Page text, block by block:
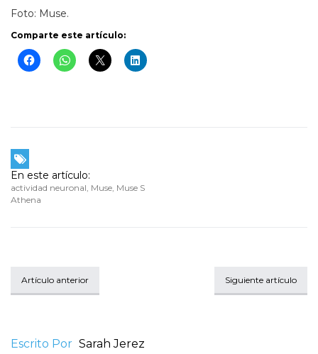
Foto: Muse.
Comparte este artículo:
En este artículo:
actividad neuronal, Muse, Muse S
Athena
Artículo anterior Siguiente artículo
Escrito Por Sarah Jerez